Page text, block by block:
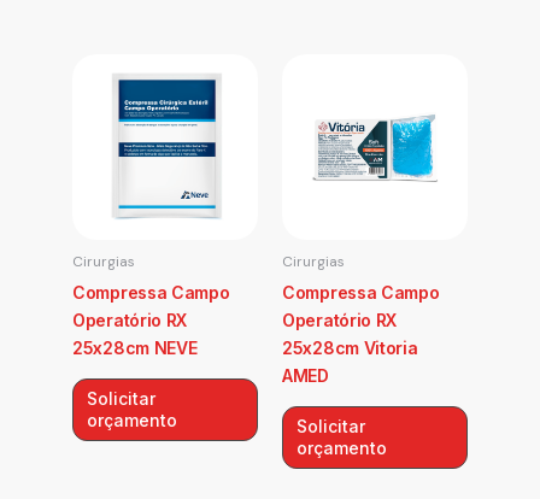
Cirurgias
Compressa Campo
Operatório RX
25x28cm NEVE
Solicitar
orçamento
Cirurgias
Compressa Campo
Operatório RX
25x28cm Vitoria
AMED
Solicitar
orçamento